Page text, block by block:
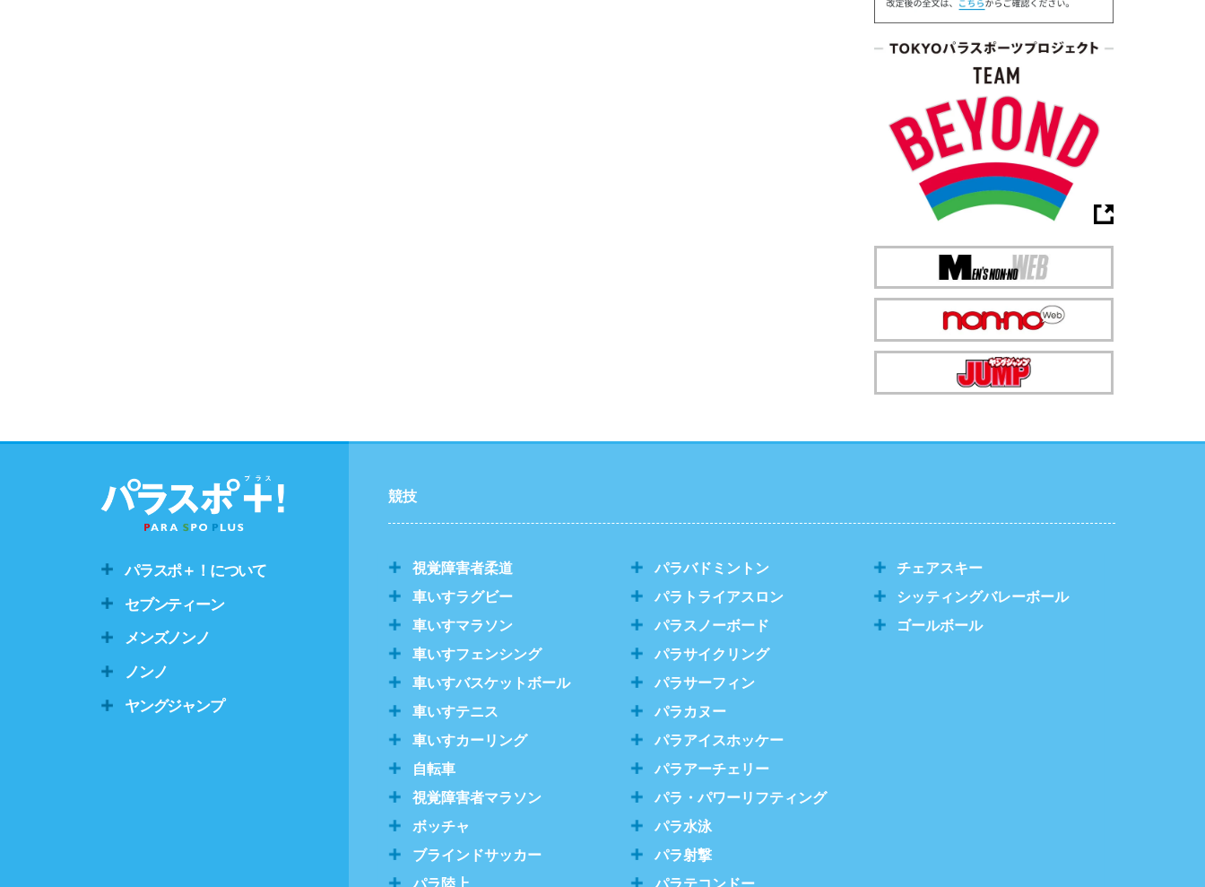
パラスポ＋！について
セブンティーン
メンズノンノ
ノンノ
ヤングジャンプ
競技
視覚障害者柔道
車いすラグビー
車いすマラソン
車いすフェンシング
車いすバスケットボール
車いすテニス
車いすカーリング
自転車
視覚障害者マラソン
ボッチャ
ブラインドサッカー
パラバドミントン
パラトライアスロン
パラスノーボード
パラサイクリング
パラサーフィン
パラカヌー
パラアイスホッケー
パラアーチェリー
パラ・パワーリフティング
パラ水泳
パラ射撃
チェアスキー
シッティングバレーボール
ゴールボール